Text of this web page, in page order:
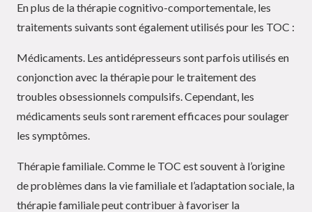
En plus de la thérapie cognitivo-comportementale, les
traitements suivants sont également utilisés pour les TOC :
Médicaments. Les antidépresseurs sont parfois utilisés en
conjonction avec la thérapie pour le traitement des
troubles obsessionnels compulsifs. Cependant, les
médicaments seuls sont rarement efficaces pour soulager
les symptômes.
Thérapie familiale. Comme le TOC est souvent à l’origine
de problèmes dans la vie familiale et l’adaptation sociale, la
thérapie familiale peut contribuer à favoriser la